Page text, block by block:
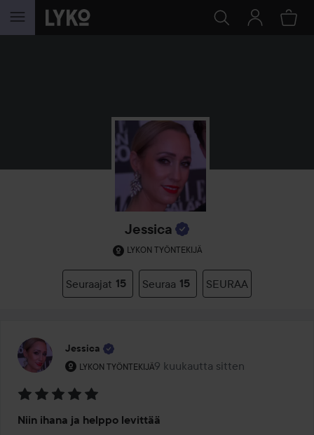
SIIRTYÄ JHK SISÄLTÖÖN
Jessica
LYKON TYÖNTEKIJÄ
Seuraajat 15 Seuraa 15 SEURAA
Jessica
LYKON TYÖNTEKIJÄ
Käyttäjän rooli: Lykon työntekijä.
9 kuukautta sitten
Viesti luotiin 9 kuukautta sitten
5
Niin ihana ja helppo levittää